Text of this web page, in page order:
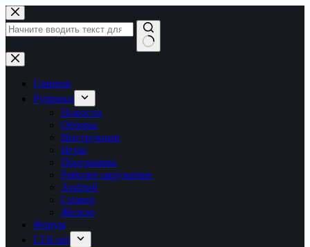
Перейти
к
сути
Ничего
не
найденоГлавная
Рубрики
Новости
Обзоры
Инструкции
Игры
Программы
Рабочее окружение
Android
Сервер
Железо
Форум
LTB.net